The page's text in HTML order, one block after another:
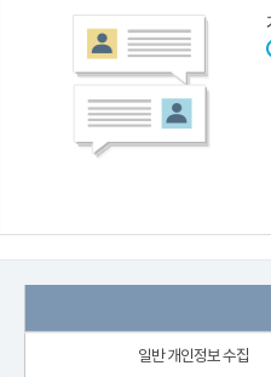
일반 개인정보 수집